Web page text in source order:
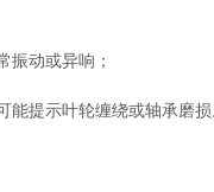
动或异响；
提示叶轮缠绕或轴承磨损